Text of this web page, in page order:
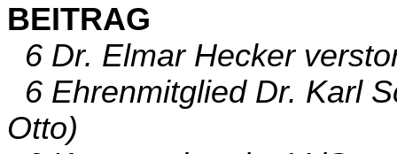
BEITRAG
6 Dr. Elmar Hecker
6 Ehrenmitglied Dr. Karl
Otto)